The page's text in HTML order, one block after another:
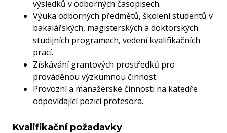
výsledků v odborných časopisech.
Výuka odborných předmětů, školení studentů v
bakalářských, magisterských a doktorských
studijních programech, vedení kvalifikačních
prací.
Získávání grantových prostředků pro
prováděnou výzkumnou činnost.
Provozní a manažerské činnosti na katedře
odpovídající pozici profesora.
Kvalifikační požadavky